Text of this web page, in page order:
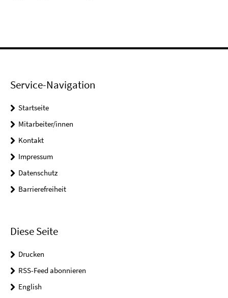
Service-Navigation
Startseite
Mitarbeiter/innen
Kontakt
Impressum
Datenschutz
Barrierefreiheit
Diese Seite
Drucken
RSS-Feed abonnieren
English